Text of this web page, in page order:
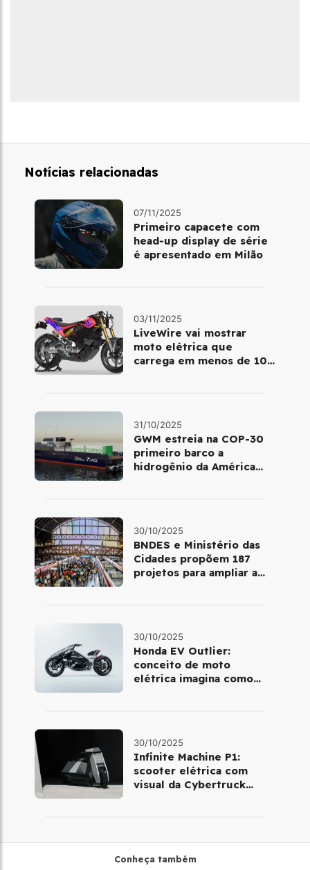
Notícias relacionadas
07/11/2025
Primeiro capacete com
head‑up display de série
é apresentado em Milão
03/11/2025
LiveWire vai mostrar
moto elétrica que
carrega em menos de 10
31/10/2025
GWM estreia na COP-30
primeiro barco a
hidrogênio da América
30/10/2025
BNDES e Ministério das
Cidades propõem 187
projetos para ampliar a
30/10/2025
Honda EV Outlier:
conceito de moto
elétrica imagina como
30/10/2025
Infinite Machine P1:
scooter elétrica com
visual da Cybertruck
Conheça também